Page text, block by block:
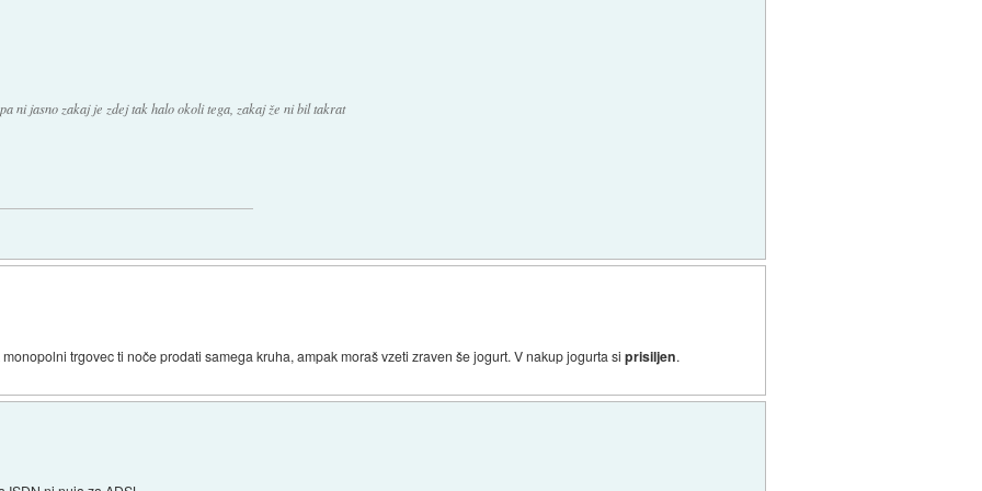
ni jasno zakaj je zdej tak halo okoli tega, zakaj že ni bil takrat
trgovec ti noče prodati samega kruha, ampak moraš vzeti zraven še jogurt. V nakup jogurta siprisiljen.